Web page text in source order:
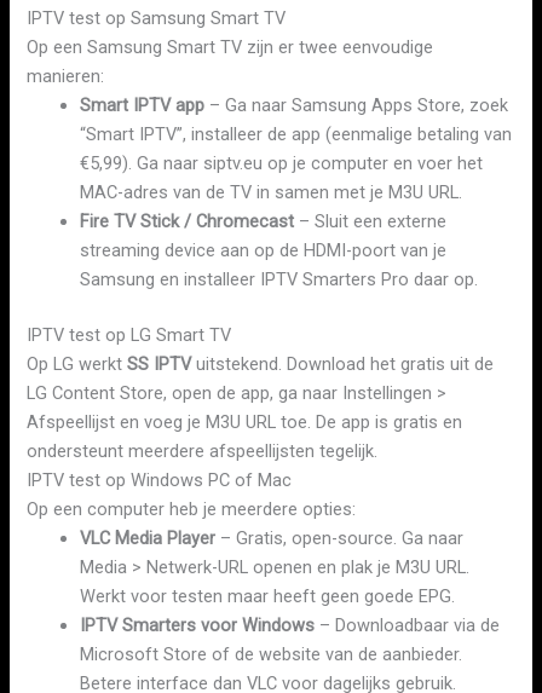
IPTV test op Samsung Smart TV
Op een Samsung Smart TV zijn er twee eenvoudige
manieren:
Smart IPTV app – Ga naar Samsung Apps Store, zoek
“Smart IPTV”, installeer de app (eenmalige betaling van
€5,99). Ga naar siptv.eu op je computer en voer het
MAC-adres van de TV in samen met je M3U URL.
Fire TV Stick / Chromecast – Sluit een externe
streaming device aan op de HDMI-poort van je
Samsung en installeer IPTV Smarters Pro daar op.
IPTV test op LG Smart TV
Op LG werktSS IPTVuitstekend. Download het gratis uit de
LG Content Store, open de app, ga naar Instellingen >
Afspeellijst en voeg je M3U URL toe. De app is gratis en
ondersteunt meerdere afspeellijsten tegelijk.
IPTV test op Windows PC of Mac
Op een computer heb je meerdere opties:
VLC Media Player – Gratis, open-source. Ga naar
Media > Netwerk-URL openen en plak je M3U URL.
Werkt voor testen maar heeft geen goede EPG.
IPTV Smarters voor Windows – Downloadbaar via de
Microsoft Store of de website van de aanbieder.
Betere interface dan VLC voor dagelijks gebruik.